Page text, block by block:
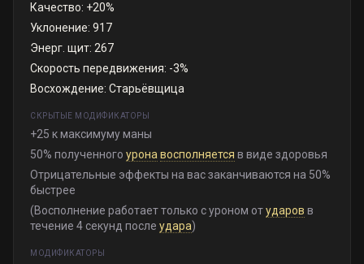
Качество: +20%
Уклонение: 917
Энерг. щит: 267
Скорость передвижения: -3%
Восхождение: Старьёвщица
СКРЫТЫЕ МОДИФИКАТОРЫ
+25 к максимуму маны
50% полученного урона восполняется в виде здоровья
Отрицательные эффекты на вас заканчиваются на 50%
быстрее
(Восполнение работает только с уроном отударов в
течение 4 секунд после удара)
МОДИФИКАТОРЫ